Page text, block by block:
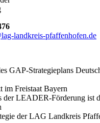
landkreis-pfaffenhofen.de
GAP-Strategieplans
Freistaat Bayern
der LEADER-Förderung ist
der LAG Landkreis